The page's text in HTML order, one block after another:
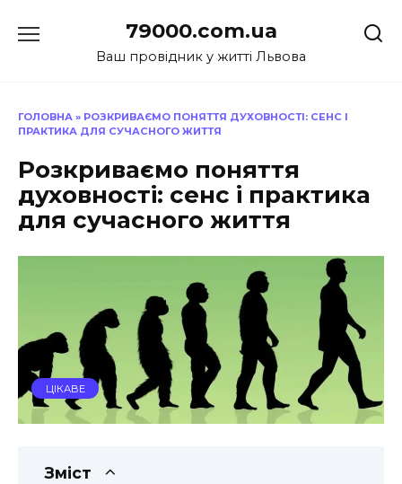
до
79000.com.ua
Ваш провідник у житті Львова
ГОЛОВНА » РОЗКРИВАЄМО ПОНЯТТЯ ДУХОВНОСТІ: СЕНС І
ПРАКТИКА ДЛЯ СУЧАСНОГО ЖИТТЯ
Розкриваємо поняття
духовності: сенс і практика
для сучасного життя
ЦІКАВЕ
Зміст